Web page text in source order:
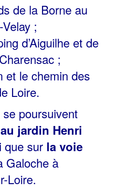
de la Borne au
;
d’Aiguilhe et de
;
et le chemin des
Loire.
poursuivent
au jardin Henri
que sur la voie
Galoche à
Loire.